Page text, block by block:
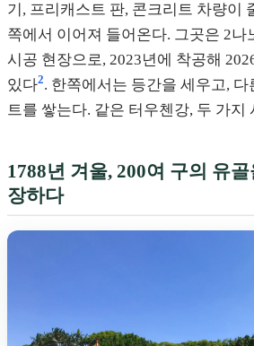
기, 프리캐스트 판, 콘크리트 차량이
쪽에서 이어져 들어온다. 그곳은 2나
시공 현장으로, 2023년에 착공해
있다2. 한쪽에서는 등간을 세우고,
트를 쌓는다. 같은 터우첸강, 두 가지
1788년 겨울, 200여 구의 유
장하다